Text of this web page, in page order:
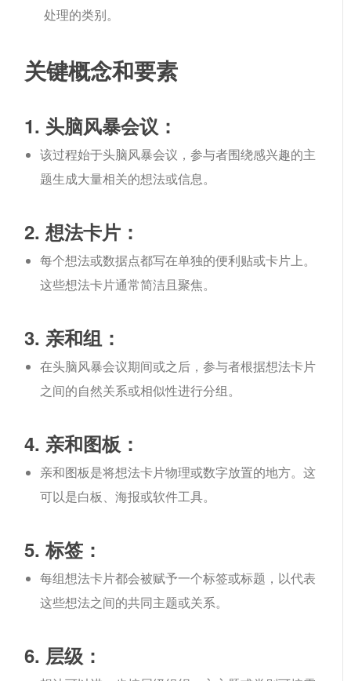
处理的类别。
关键概念和要素
1. 头脑风暴会议：
该过程始于头脑风暴会议，参与者围绕感兴趣的主
题生成大量相关的想法或信息。
2. 想法卡片：
每个想法或数据点都写在单独的便利贴或卡片上。
这些想法卡片通常简洁且聚焦。
3. 亲和组：
在头脑风暴会议期间或之后，参与者根据想法卡片
之间的自然关系或相似性进行分组。
4. 亲和图板：
亲和图板是将想法卡片物理或数字放置的地方。这
可以是白板、海报或软件工具。
5. 标签：
每组想法卡片都会被赋予一个标签或标题，以代表
这些想法之间的共同主题或关系。
6. 层级：